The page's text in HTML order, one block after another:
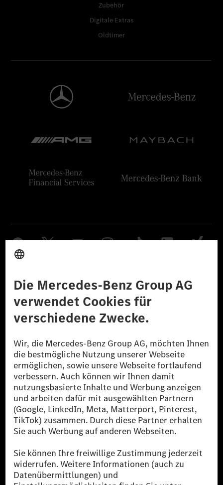
Zubehör
Digitale Extras
Oldtimer
Datenschutz Lizenzhinweise Dritter Barrierefreiheit
© 2026 Mercedes-Benz Group AG. Alle Rechte vorbehalten.
[1] Bilanziell CO₂-neutral bedeutet, dass nicht vermiedene oder nicht
reduzierte CO₂-Emissionen bei der Mercedes-Benz Group durch
zertifizierte Ausgleichsprojekte kompensiert werden.
[2] Renewable Charging ist ein integraler Bestandteil von MB.CHARGE
Public in Europa, den USA, Kanada und China. Sofern an der jeweiligen
Ladestation noch kein Strom aus erneuerbaren Energien vorliegt,
verwendet Renewable Charging Grünstromzertifikate*. Diese stellen
sicher, dass für Ladevorgänge über MB.CHARGE Public eine äquivalente
Strommenge aus erneuerbaren Energien ins Stromnetz eingespeist wird.
als sechs Jahre sind.
* Inkl. EKOenergy Ökolabel
* Die angegebenen Werte wurden nach dem vorgeschriebenen
Messverfahren WLTP (Worldwide harmonised Light vehicles Test